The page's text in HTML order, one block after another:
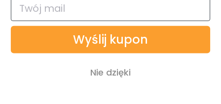
© 2026 TuszTusz.pl - Warszawa
Bezpieczeństwo danych dzięki
Płatności obsługiwane przez
Wyślij kupon
Nie dzięki